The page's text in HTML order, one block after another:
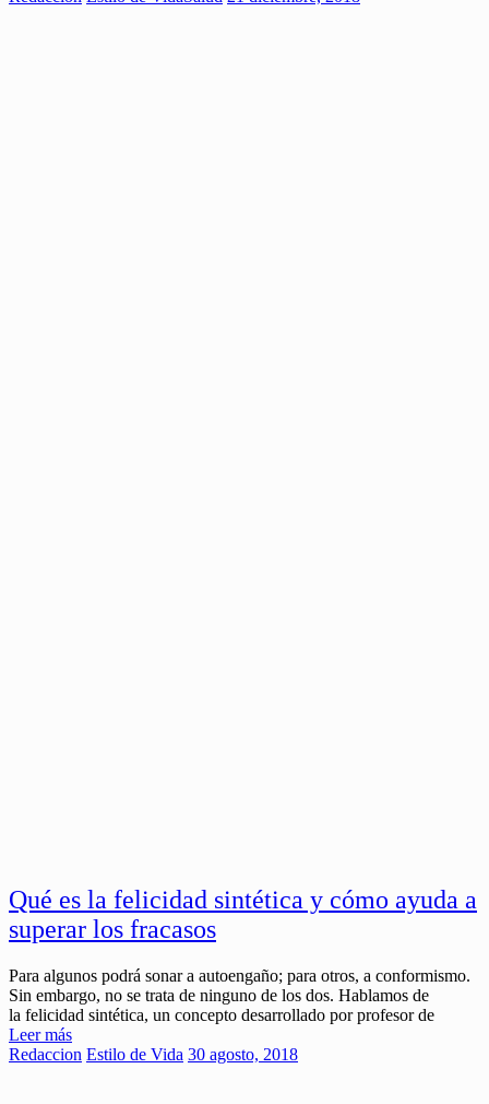
Qué es la felicidad sintética y cómo ayuda a
superar los fracasos
Para algunos podrá sonar a autoengaño; para otros, a conformismo.
Sin embargo, no se trata de ninguno de los dos. Hablamos de
la felicidad sintética, un concepto desarrollado por profesor de
Leer más
Redaccion Estilo de Vida 30 agosto, 2018